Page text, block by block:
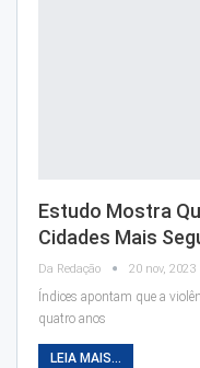
Estudo Mostra
Cidades Mais
Da Redação 20 nov, 2023
Índices apontam que a
quatro anos
LEIA MAIS...